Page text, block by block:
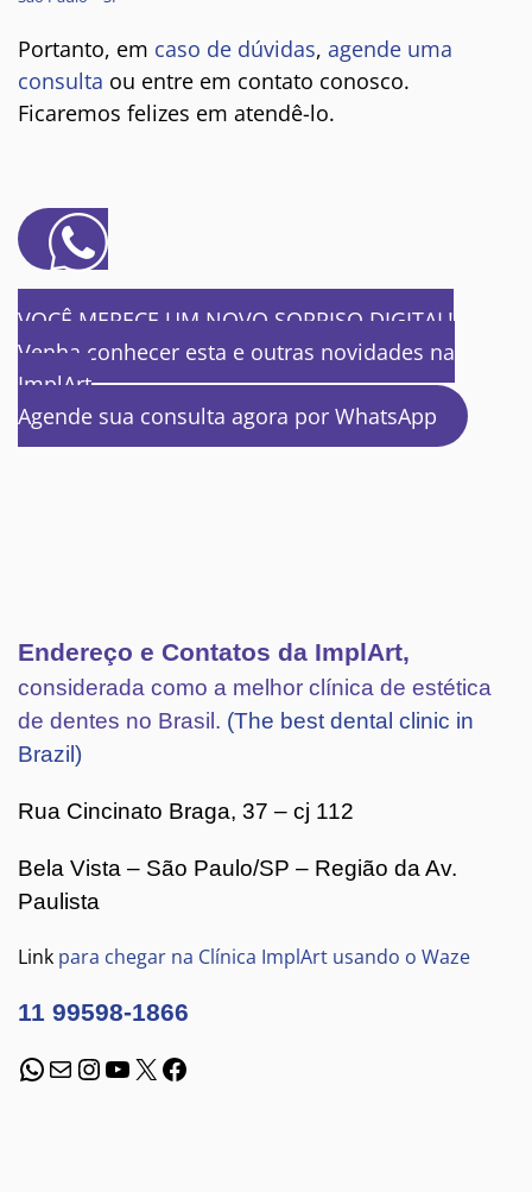
Portanto, em caso de dúvidas, agende uma
consulta ou entre em contato conosco.
Ficaremos felizes em atendê-lo.
VOCÊ MERECE UM NOVO SORRISO DIGITAL!
Venha conhecer esta e outras novidades na
ImplArt
Agende sua consulta agora por WhatsApp
Endereço e Contatos da ImplArt,
considerada como a melhor clínica de estética
de dentes no Brasil. (The best dental clinic in
Brazil)
Rua Cincinato Braga, 37 – cj 112
Bela Vista – São Paulo/SP – Região da Av.
Paulista
Link para chegar na Clínica ImplArt usando o Waze
11 99598-1866
WhatsApp
E-mailInstagram
Youtube
X Facebook